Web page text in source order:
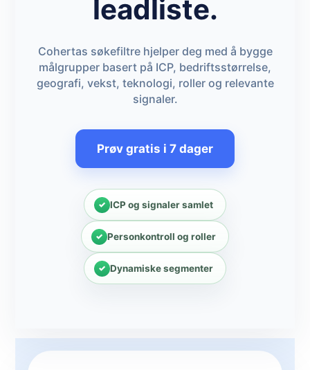
leadliste.
Cohertas søkefiltre hjelper deg med å bygge
målgrupper basert på ICP, bedriftsstørrelse,
geografi, vekst, teknologi, roller og relevante
signaler.
Prøv gratis i 7 dager
ICP og signaler samlet
Personkontroll og roller
Dynamiske segmenter